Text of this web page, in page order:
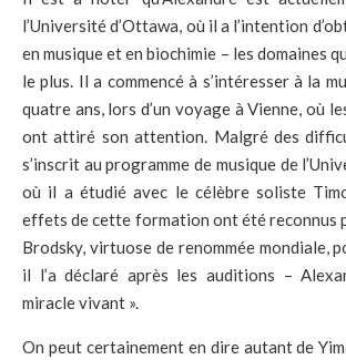
l’Université d’Ottawa, où il a l’intention
en musique et en biochimie – les domaines
le plus. Il a commencé à s’intéresser à la
quatre ans, lors d’un voyage à Vienne, où
ont attiré son attention. Malgré des
s’inscrit au programme de musique de
où il a étudié avec le célèbre soliste
effets de cette formation ont été reconnus
Brodsky, virtuose de renommée mondiale,
il l’a déclaré après les auditions –
miracle vivant ».
On peut certainement en dire autant de